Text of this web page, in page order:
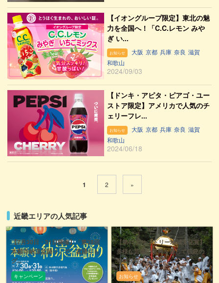
【イオングループ限定】東北の魅
力を全国へ！「C.C.レモン みや
ぎ い...
お知らせ 大阪 京都 兵庫 奈良 滋賀
和歌山
2024/09/03
【ドンキ・アピタ・ピアゴ・ユー
ストア限定】アメリカで人気のチ
ェリーフレ...
お知らせ 大阪 京都 兵庫 奈良 滋賀
和歌山
2024/06/18
1 2 »
近畿エリアの人気記事
【7月30日・31日開催】「第38回
本願寺納涼盆踊り」で、盆踊りも
グ...
キャンペーン
【第45回サントリー地域文化賞】
多様な芸能の復興を通して伝統の
祭の活性...
お知らせ